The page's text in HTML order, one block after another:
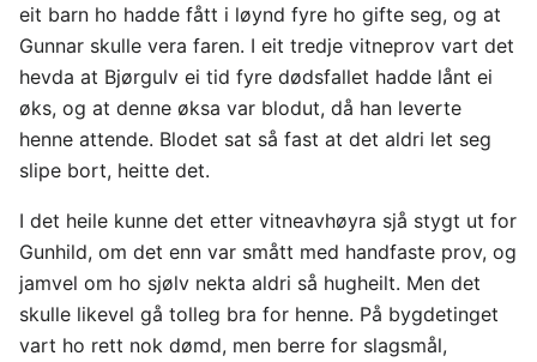
eit barn ho hadde fått i løynd fyre ho gifte seg, og at
Gunnar skulle vera faren. I eit tredje vitneprov vart det
hevda at Bjørgulv ei tid fyre dødsfallet hadde lånt ei
øks, og at denne øksa var blodut, då han leverte
henne attende. Blodet sat så fast at det aldri let seg
slipe bort, heitte det.
I det heile kunne det etter vitneavhøyra sjå stygt ut for
Gunhild, om det enn var smått med handfaste prov, og
jamvel om ho sjølv nekta aldri så hugheilt. Men det
skulle likevel gå tolleg bra for henne. På bygdetinget
vart ho rett nok dømd, men berre for slagsmål,